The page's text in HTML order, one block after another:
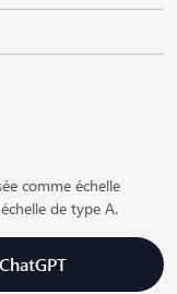
comme échelle
de type A.